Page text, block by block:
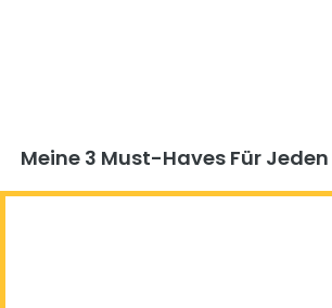
Meine 3 Must-Haves Für